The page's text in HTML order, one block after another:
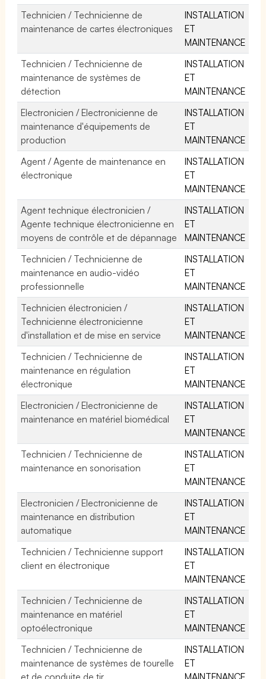
Technicien / Technicienne de
maintenance de cartes électroniques
INSTALLATION
ET
MAINTENANCE
Technicien / Technicienne de
maintenance de systèmes de
détection
INSTALLATION
ET
MAINTENANCE
Electronicien / Electronicienne de
maintenance d'équipements de
production
INSTALLATION
ET
MAINTENANCE
Agent / Agente de maintenance en
électronique
INSTALLATION
ET
MAINTENANCE
Agent technique électronicien /
Agente technique électronicienne en
moyens de contrôle et de dépannage
INSTALLATION
ET
MAINTENANCE
Technicien / Technicienne de
maintenance en audio-vidéo
professionnelle
INSTALLATION
ET
MAINTENANCE
Technicien électronicien /
Technicienne électronicienne
d'installation et de mise en service
INSTALLATION
ET
MAINTENANCE
Technicien / Technicienne de
maintenance en régulation
électronique
INSTALLATION
ET
MAINTENANCE
Electronicien / Electronicienne de
maintenance en matériel biomédical
INSTALLATION
ET
MAINTENANCE
Technicien / Technicienne de
maintenance en sonorisation
INSTALLATION
ET
MAINTENANCE
Electronicien / Electronicienne de
maintenance en distribution
automatique
INSTALLATION
ET
MAINTENANCE
Technicien / Technicienne support
client en électronique
INSTALLATION
ET
MAINTENANCE
Technicien / Technicienne de
maintenance en matériel
optoélectronique
INSTALLATION
ET
MAINTENANCE
Technicien / Technicienne de
maintenance de systèmes de tourelle
et de conduite de tir
INSTALLATION
ET
MAINTENANCE